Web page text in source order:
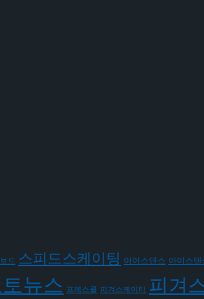
드 스피드스케이팅 아이스댄스 아이스댄
뉴스 프레스콜 피겨스케이티 피겨